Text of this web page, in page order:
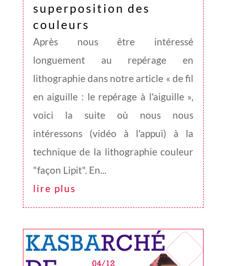
superposition des
couleurs
Après nous être intéressé
longuement au repérage en
lithographie dans notre article « de fil
en aiguille : le repérage à l'aiguille »,
voici la suite où nous nous
intéressons (vidéo à l'appui) à la
technique de la lithographie couleur
"façon Lipit". En...
lire plus